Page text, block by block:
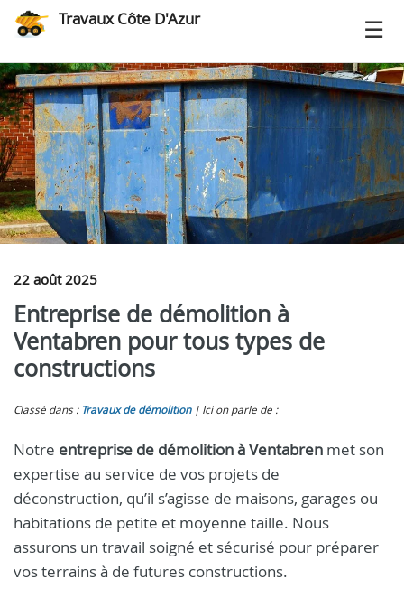
Travaux Côte D'Azur
22 août 2025
Entreprise de démolition à
Ventabren pour tous types de
constructions
Classé dans : Travaux de démolition Ici on parle de :
Notre entreprise de démolition à Ventabren met son
expertise au service de vos projets de
déconstruction, qu’il s’agisse de maisons, garages ou
habitations de petite et moyenne taille. Nous
assurons un travail soigné et sécurisé pour préparer
vos terrains à de futures constructions.